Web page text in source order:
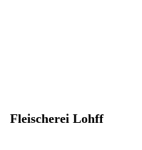
Fleischerei Lohff